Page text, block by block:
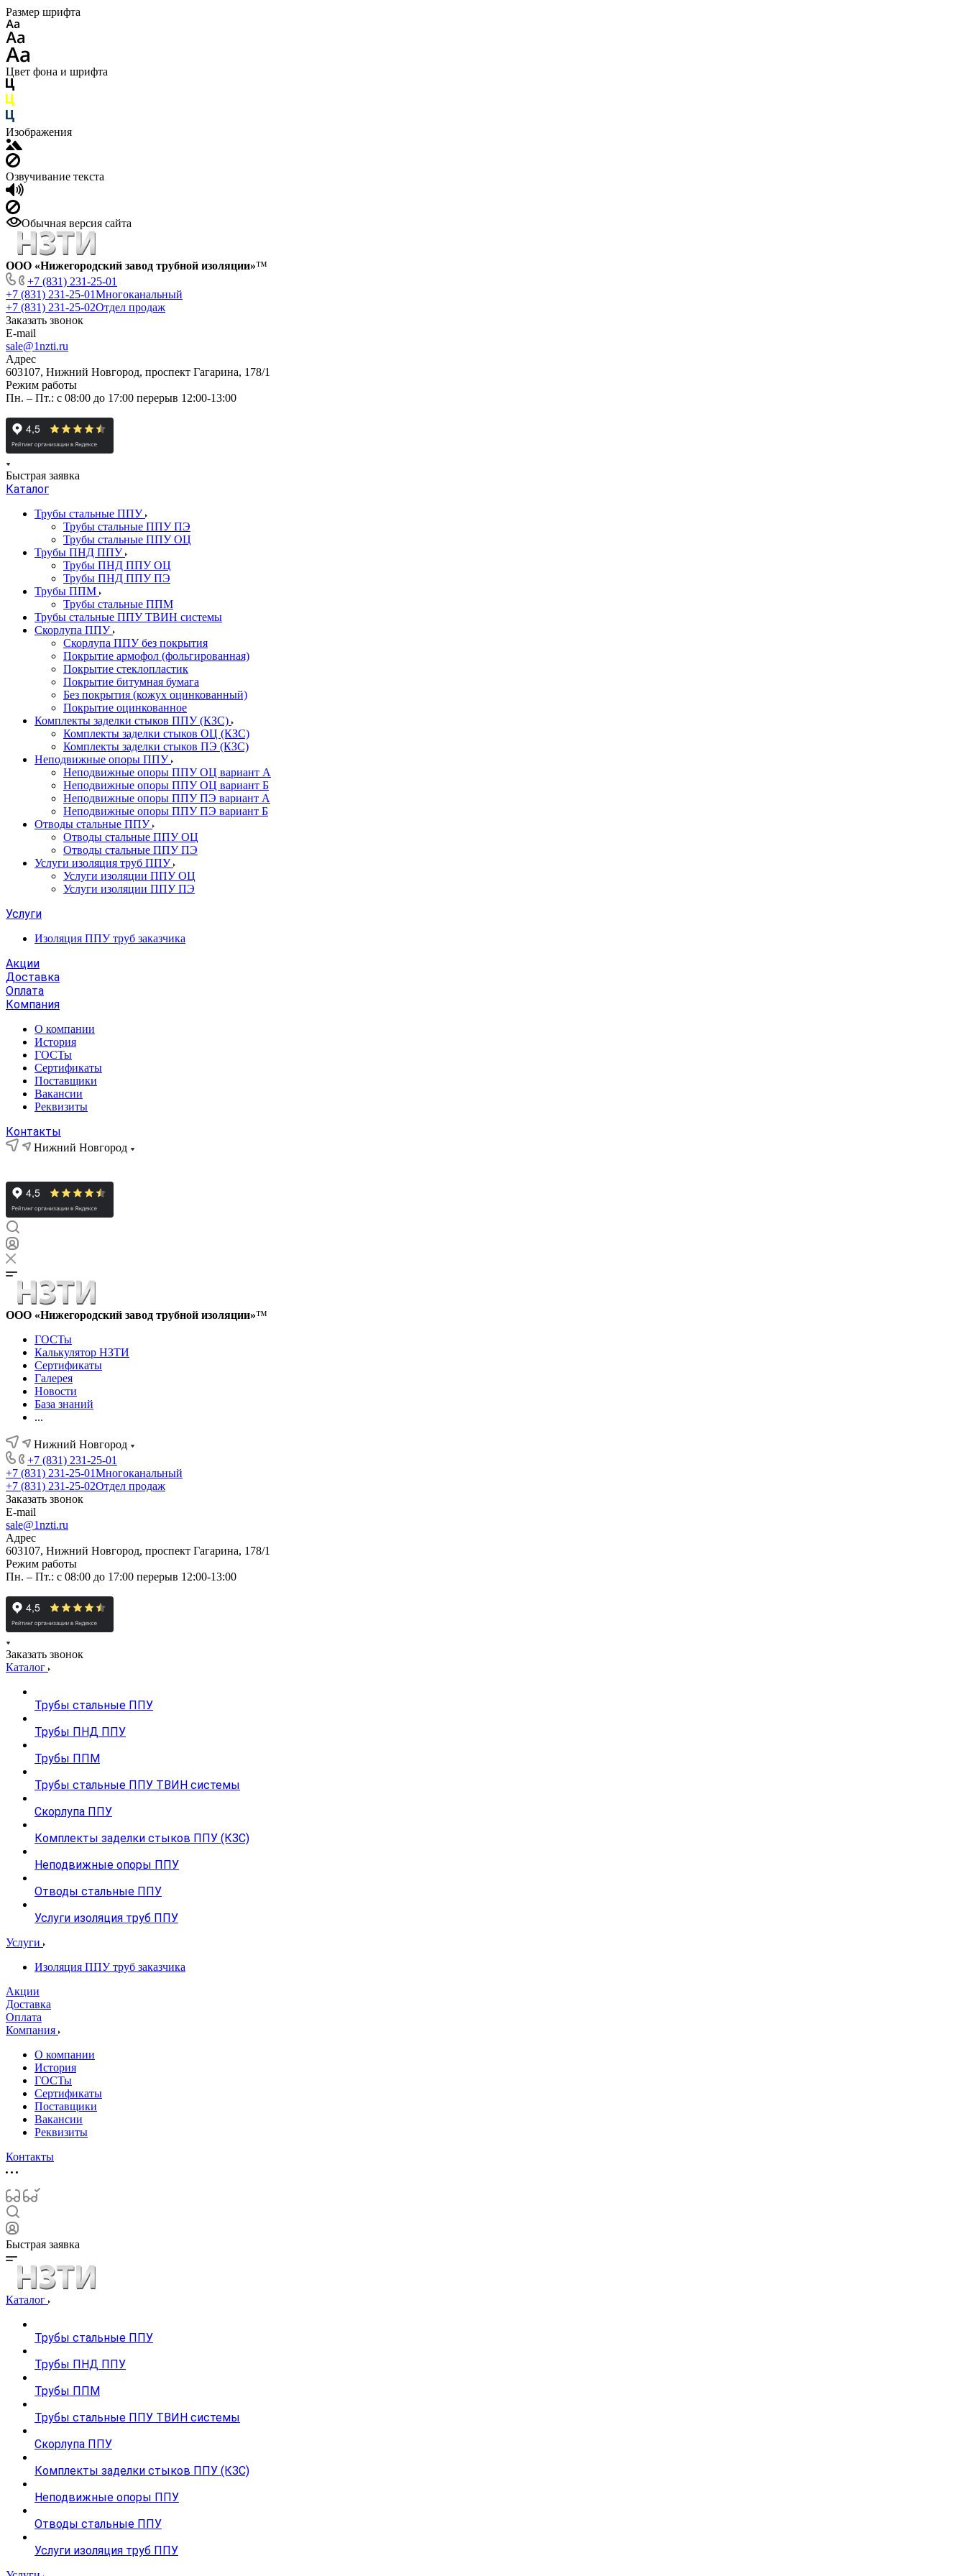
Размер шрифта
Цвет фона и шрифта
Изображения
Озвучивание текста
Обычная версия сайта
ООО «Нижегородский завод трубной изоляции»™
+7 (831) 231-25-01
+7 (831) 231-25-01Многоканальный
+7 (831) 231-25-02Отдел продаж
Заказать звонок
E-mail
sale@1nzti.ru
Адрес
603107, Нижний Новгород, проспект Гагарина, 178/1
Режим работы
Пн. – Пт.: с 08:00 до 17:00 перерыв 12:00-13:00
Быстрая заявка
Каталог
Трубы стальные ППУ
Трубы стальные ППУ ПЭ
Трубы стальные ППУ ОЦ
Трубы ПНД ППУ
Трубы ПНД ППУ ОЦ
Трубы ПНД ППУ ПЭ
Трубы ППМ
Трубы стальные ППМ
Трубы стальные ППУ ТВИН системы
Скорлупа ППУ
Скорлупа ППУ без покрытия
Покрытие армофол (фольгированная)
Покрытие стеклопластик
Покрытие битумная бумага
Без покрытия (кожух оцинкованный)
Покрытие оцинкованное
Комплекты заделки стыков ППУ (КЗС)
Комплекты заделки стыков ОЦ (КЗС)
Комплекты заделки стыков ПЭ (КЗС)
Неподвижные опоры ППУ
Неподвижные опоры ППУ ОЦ вариант А
Неподвижные опоры ППУ ОЦ вариант Б
Неподвижные опоры ППУ ПЭ вариант А
Неподвижные опоры ППУ ПЭ вариант Б
Отводы стальные ППУ
Отводы стальные ППУ ОЦ
Отводы стальные ППУ ПЭ
Услуги изоляция труб ППУ
Услуги изоляции ППУ ОЦ
Услуги изоляции ППУ ПЭ
Услуги
Изоляция ППУ труб заказчика
Акции
Доставка
Оплата
Компания
О компании
История
ГОСТы
Сертификаты
Поставщики
Вакансии
Реквизиты
Контакты
Нижний Новгород
ООО «Нижегородский завод трубной изоляции»™
ГОСТы
Калькулятор НЗТИ
Сертификаты
Галерея
Новости
База знаний
...
Нижний Новгород
+7 (831) 231-25-01
+7 (831) 231-25-01Многоканальный
+7 (831) 231-25-02Отдел продаж
Заказать звонок
E-mail
sale@1nzti.ru
Адрес
603107, Нижний Новгород, проспект Гагарина, 178/1
Режим работы
Пн. – Пт.: с 08:00 до 17:00 перерыв 12:00-13:00
Заказать звонок
Каталог
Трубы стальные ППУ
Трубы ПНД ППУ
Трубы ППМ
Трубы стальные ППУ ТВИН системы
Скорлупа ППУ
Комплекты заделки стыков ППУ (КЗС)
Неподвижные опоры ППУ
Отводы стальные ППУ
Услуги изоляция труб ППУ
Услуги
Изоляция ППУ труб заказчика
Акции
Доставка
Оплата
Компания
О компании
История
ГОСТы
Сертификаты
Поставщики
Вакансии
Реквизиты
Контакты
Быстрая заявка
Каталог
Трубы стальные ППУ
Трубы ПНД ППУ
Трубы ППМ
Трубы стальные ППУ ТВИН системы
Скорлупа ППУ
Комплекты заделки стыков ППУ (КЗС)
Неподвижные опоры ППУ
Отводы стальные ППУ
Услуги изоляция труб ППУ